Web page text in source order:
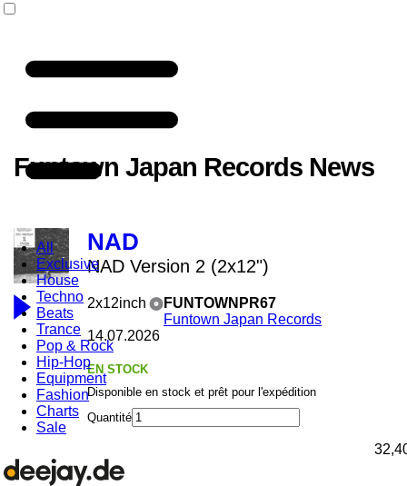
All
Exclusive
House
Techno
Beats
Trance
Pop & Rock
Hip-Hop
Equipment
Fashion
Charts
Sale
Funtown Japan Records News
NAD
NAD Version 2 (2x12")
2x12inch
FUNTOWNPR67
Funtown Japan Records
14.07.2026
EN STOCK
Disponible en stock et prêt pour l'expédition
Quantité